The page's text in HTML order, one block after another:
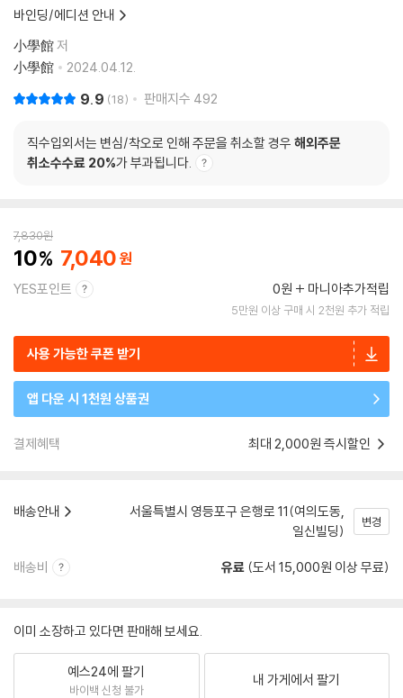
바인딩/에디션 안내
小學館저
小學館
2024.04.12.
9.9 18 판매지수 492
직수입외서는 변심/착오로 인해 주문을 취소할 경우 해외주문
취소수수료 20%가 부과됩니다.
7,830원
10 7,040
YES포인트 0원 마니아추가적립
5만원 이상 구매 시 2천원 추가 적립
사용 가능한 쿠폰 받기
앱 다운 시 1천원 상품권
결제혜택 최대 2,000원 즉시할인
배송안내
서울특별시 영등포구 은행로 11(여의도동,
일신빌딩)
변경
배송비 유료 (도서 15,000원 이상 무료)
이미 소장하고 있다면 판매해 보세요.
예스24에 팔기
바이백 신청 불가
내 가게에서 팔기